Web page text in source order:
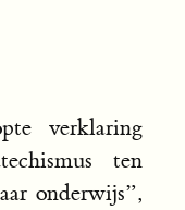
verklaring
ten
onderwijs”,